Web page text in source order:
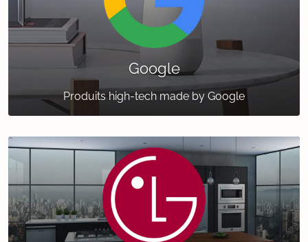
Google
Produits high-tech made by Google